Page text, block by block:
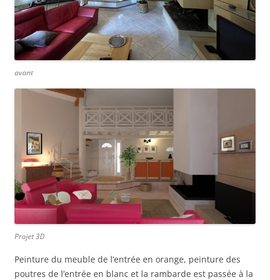
avant
Projet 3D
Peinture du meuble de l’entrée en orange, peinture des
poutres de l’entrée en blanc et la rambarde est passée à la